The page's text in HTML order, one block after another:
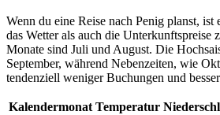
Wenn du eine Reise nach Penig planst, ist
das Wetter als auch die Unterkunftspreise
Monate sind Juli und August. Die
September, während Nebenzeiten, wie
tendenziell weniger Buchungen und
Kalendermonat Temperatur